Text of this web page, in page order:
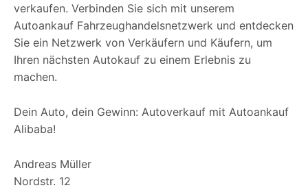
verkaufen. Verbinden Sie sich mit unserem
Autoankauf Fahrzeughandelsnetzwerk und entdecken
Sie ein Netzwerk von Verkäufern und Käufern, um
Ihren nächsten Autokauf zu einem Erlebnis zu
machen.
Dein Auto, dein Gewinn: Autoverkauf mit Autoankauf
Alibaba!
Andreas Müller
Nordstr. 12